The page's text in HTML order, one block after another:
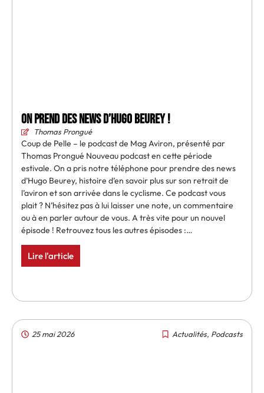
On prend des news d’Hugo Beurey !
Thomas Prongué
Coup de Pelle – le podcast de Mag Aviron, présenté par
Thomas Prongué Nouveau podcast en cette période
estivale. On a pris notre téléphone pour prendre des news
d’Hugo Beurey, histoire d’en savoir plus sur son retrait de
l’aviron et son arrivée dans le cyclisme. Ce podcast vous
plait ? N’hésitez pas à lui laisser une note, un commentaire
ou à en parler autour de vous. A très vite pour un nouvel
épisode ! Retrouvez tous les autres épisodes :…
Lire l'article
25 mai 2026 Actualités, Podcasts